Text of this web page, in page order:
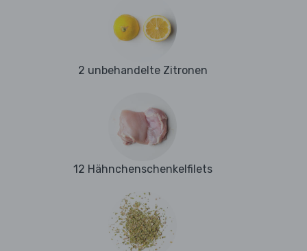
2 unbehandelte Zitronen
12 Hähnchenschenkelfilets